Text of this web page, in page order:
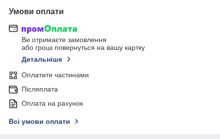
Умови оплати
Ви отримаєте замовлення
або гроші повернуться на вашу картку
Детальніше
Оплатити частинами
Післяплата
Оплата на рахунок
Всі умови оплати